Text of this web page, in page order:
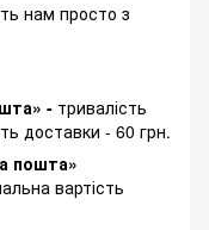
нам просто з
- тривалість
доставки - 60 грн.
пошта»
вартість